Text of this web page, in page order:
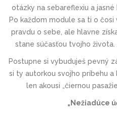
otázky na sebareflexiu a
Po každom module sa ti o
pravdu o sebe, ale hlavne
stane súčasťou tvojho
Postupne si vybuduješ pevný
si ty autorkou svojho príbehu
len akousi „čiernou
„Nežiadúce